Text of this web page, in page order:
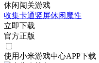
休闲闯关游戏
收集卡通竖屏休闲魔性
立即下载
官方正版
使用小米游戏中心APP下载